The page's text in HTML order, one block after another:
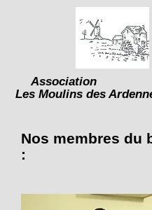
Association
Les Moulins des
Nos membres du
: